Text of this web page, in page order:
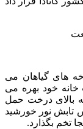
های گیاهان می
خود بهره می
بالای درخت حمل
تابش نور خورشید
تخم بگذارد.